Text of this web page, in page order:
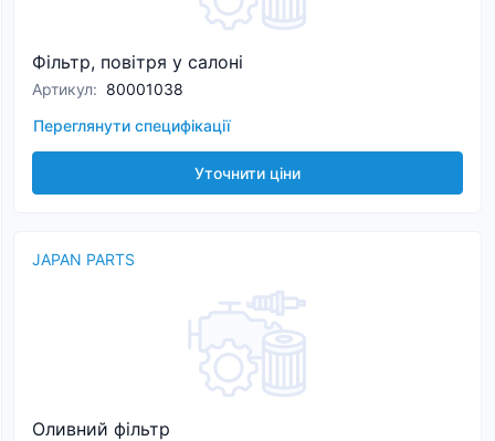
Фільтр, повітря у салоні
Артикул: 80001038
Переглянути специфікації
Уточнити ціни
JAPAN PARTS
Оливний фільтр